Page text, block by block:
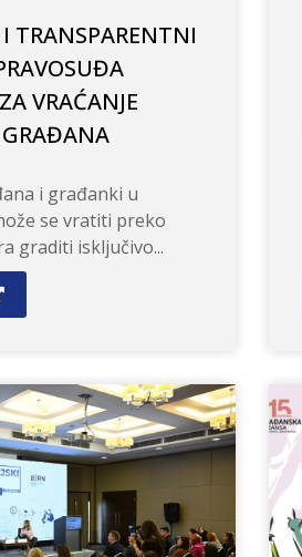
TRANSPARENTNI
VRAĆANJE
GRAĐANA
i građanki u
se vratiti preko
graditi isključivo...